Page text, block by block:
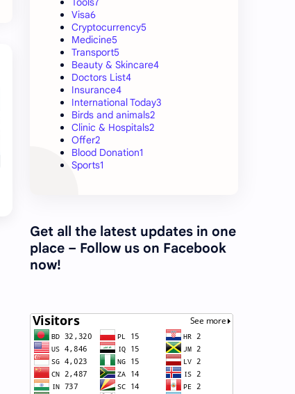
Visa6
Cryptocurrency5
Medicine5
Transport5
Beauty & Skincare4
Doctors List4
Insurance4
International Today3
Birds and animals2
Clinic & Hospitals2
Offer2
Blood Donation1
Sports1
Get all the latest updates in one
place – Follow us on Facebook
now!